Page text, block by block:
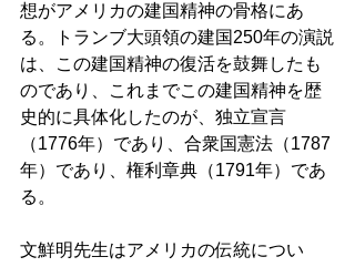
想がアメリカの建国精神の骨格にあ
る。トランブ大頭領の建国250年の演説
は、この建国精神の復活を鼓舞したも
のであり、これまでこの建国精神を歴
史的に具体化したのが、独立宣言
（1776年）であり、合衆国憲法（1787
年）であり、権利章典（1791年）であ
る。
文鮮明先生はアメリカの伝統につい